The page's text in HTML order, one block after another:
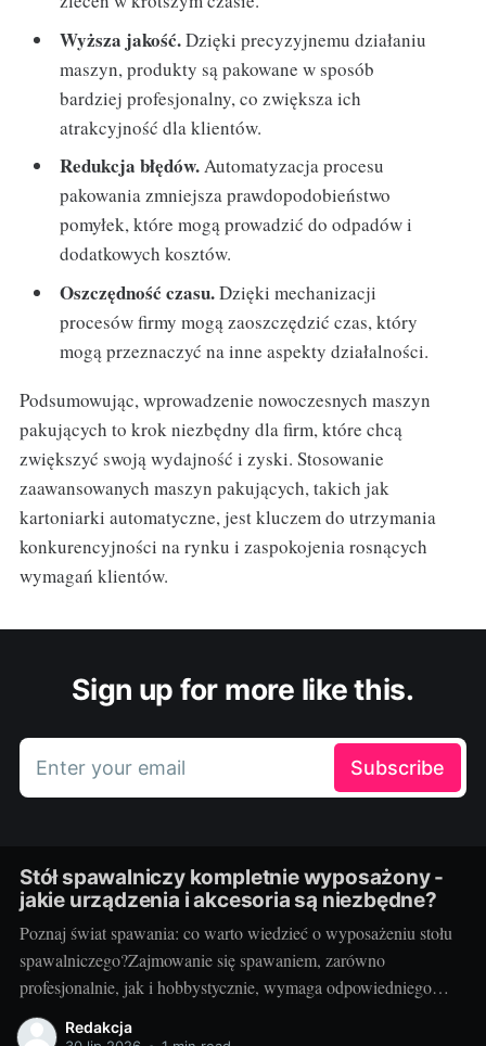
Wyższa jakość.Dzięki precyzyjnemu działaniu
maszyn, produkty są pakowane w sposób
bardziej profesjonalny, co zwiększa ich
atrakcyjność dla klientów.
Redukcja błędów.Automatyzacja procesu
pakowania zmniejsza prawdopodobieństwo
pomyłek, które mogą prowadzić do odpadów i
dodatkowych kosztów.
Oszczędność czasu.Dzięki mechanizacji
procesów firmy mogą zaoszczędzić czas, który
mogą przeznaczyć na inne aspekty działalności.
Podsumowując, wprowadzenie nowoczesnych maszyn
pakujących to krok niezbędny dla firm, które chcą
zwiększyć swoją wydajność i zyski. Stosowanie
zaawansowanych maszyn pakujących, takich jak
kartoniarki automatyczne, jest kluczem do utrzymania
konkurencyjności na rynku i zaspokojenia rosnących
wymagań klientów.
Sign up for more like this.
Enter your email Subscribe
Stół spawalniczy kompletnie wyposażony -
jakie urządzenia i akcesoria są niezbędne?
Poznaj świat spawania: co warto wiedzieć o wyposażeniu stołu
spawalniczego?Zajmowanie się spawaniem, zarówno
profesjonalnie, jak i hobbystycznie, wymaga odpowiedniego
wyposażenia stołu spawalniczego. Wybór odpowiednich
akcesoriów jest kluczowy dla wydajności i bezpieczeństwa
Redakcja